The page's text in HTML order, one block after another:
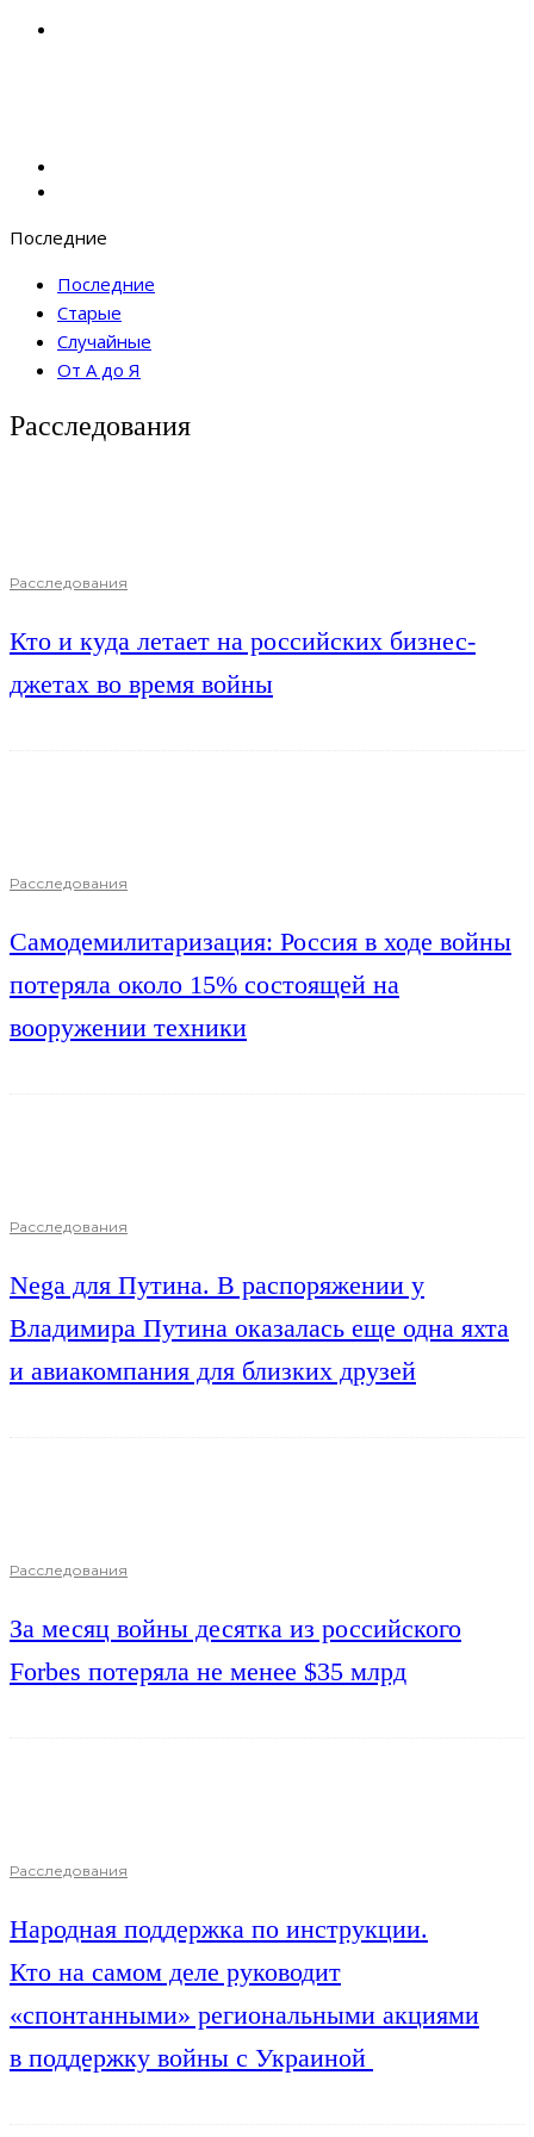
Последние
Последние
Старые
Случайные
От А до Я
Расследования
Расследования
Кто и куда летает на российских бизнес-
джетах во время войны
Расследования
Самодемилитаризация: Россия в ходе войны
потеряла около 15% состоящей на
вооружении техники
Расследования
Nega для Путина. В распоряжении у
Владимира Путина оказалась еще одна яхта
и авиакомпания для близких друзей
Расследования
За месяц войны десятка из российского
Forbes потеряла не менее $35 млрд
Расследования
Народная поддержка по инструкции.
Кто на самом деле руководит
«спонтанными» региональными акциями
в поддержку войны с Украиной